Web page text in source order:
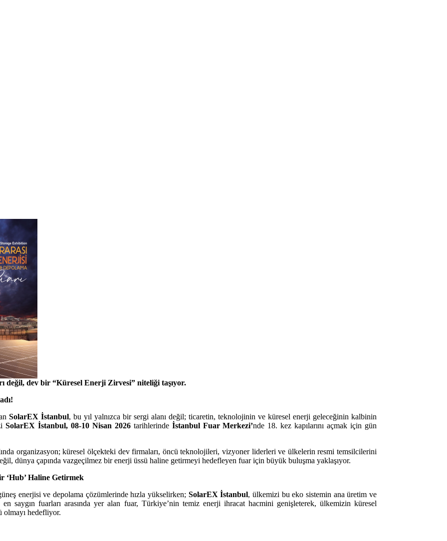
değil, dev bir “Küresel Enerji Zirvesi” niteliği taşıyor.
SolarEX İstanbul, bu yıl yalnızca bir sergi alanı değil; ticaretin, teknolojinin ve küresel enerji geleceğinin kalbinin
SolarEX İstanbul, 08-10 Nisan 2026tarihlerinde İstanbul Fuar Merkezi’nde 18. kez kapılarını açmak için gün
organizasyon; küresel ölçekteki dev firmaları, öncü teknolojileri, vizyoner liderleri ve ülkelerin resmi temsilcilerini
dünya çapında vazgeçilmez bir enerji üssü haline getirmeyi hedefleyen fuar için büyük buluşma yaklaşıyor.
Haline Getirmek
enerjisi ve depolama çözümlerinde hızla yükselirken; SolarEX İstanbul, ülkemizi bu eko sistemin ana üretim ve
saygın fuarları arasında yer alan fuar, Türkiye’nin temiz enerji ihracat hacmini genişleterek, ülkemizin küresel
olmayı hedefliyor.